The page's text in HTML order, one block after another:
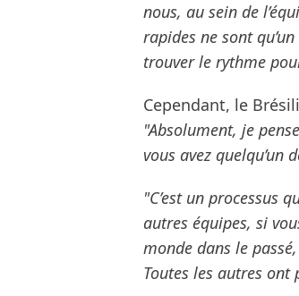
nous, au sein de
rapides ne sont
trouver le rythme
Cependant, le
"Absolument, je
vous avez quelqu’un
"C’est un processus
autres équipes, si
monde dans le
Toutes les autres ont